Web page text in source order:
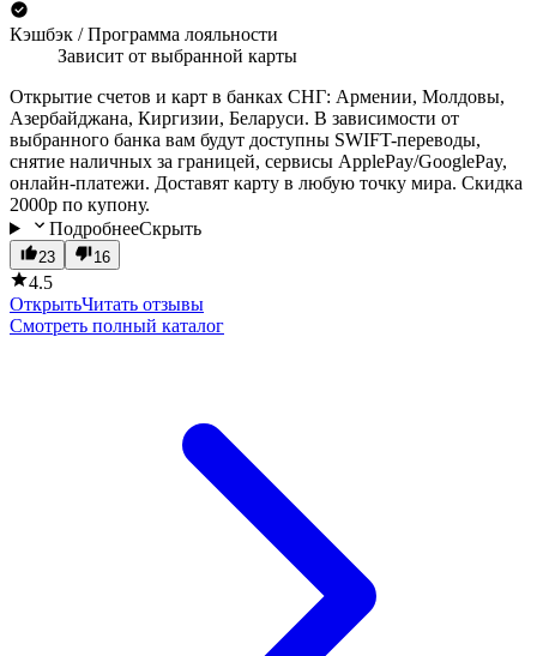
Кэшбэк / Программа лояльности
Зависит от выбранной карты
Открытие счетов и карт в банках СНГ: Армении, Молдовы,
Азербайджана, Киргизии, Беларуси. В зависимости от
выбранного банка вам будут доступны SWIFT-переводы,
снятие наличных за границей, сервисы ApplePay/GooglePay,
онлайн-платежи. Доставят карту в любую точку мира. Скидка
2000р по купону.
ПодробнееСкрыть
23 16
4.5
ОткрытьЧитать отзывы
Смотреть полный каталог